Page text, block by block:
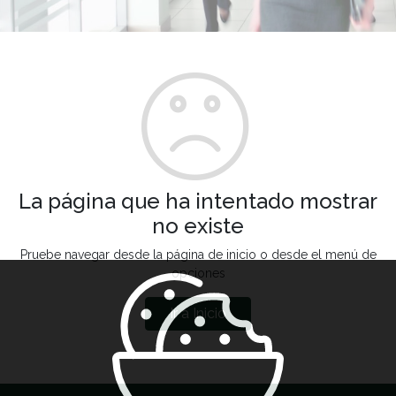
La página que ha intentado mostrar
no existe
Pruebe navegar desde la página de inicio o desde el menú de
opciones
Ir a Inicio